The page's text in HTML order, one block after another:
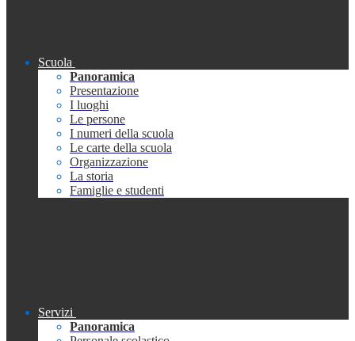
Scuola
Panoramica
Presentazione
I luoghi
Le persone
I numeri della scuola
Le carte della scuola
Organizzazione
La storia
Famiglie e studenti
Servizi
Panoramica